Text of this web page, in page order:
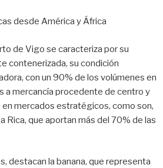
desde América y África
de Vigo se caracteriza por su
contenerizada, su condición
con un 90% de los volúmenes en
a mercancía procedente de centro y
mercados estratégicos, como son,
Rica, que aportan más del 70% de las
destacan la banana, que representa